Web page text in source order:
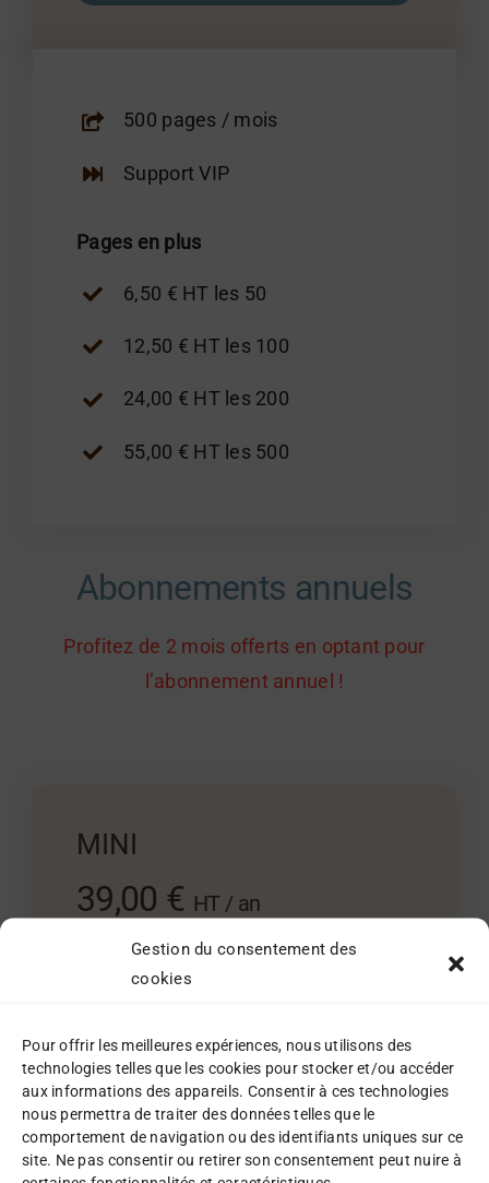
Gestion du consentement des
cookies
Pour offrir les meilleures expériences, nous utilisons des
technologies telles que les cookies pour stocker et/ou accéder
aux informations des appareils. Consentir à ces technologies
nous permettra de traiter des données telles que le
comportement de navigation ou des identifiants uniques sur ce
site. Ne pas consentir ou retirer son consentement peut nuire à
500 pages / mois
Support VIP
Pages en plus
6,50 € HT les 50
12,50 € HT les 100
24,00 € HT les 200
55,00 € HT les 500
Abonnements annuels
Profitez de 2 mois offerts en optant pour
l’abonnement annuel !
MINI
39,00 € HT / an
COMMENCEZ À CONVERTIR SANS EFFORT À
240 pages / an